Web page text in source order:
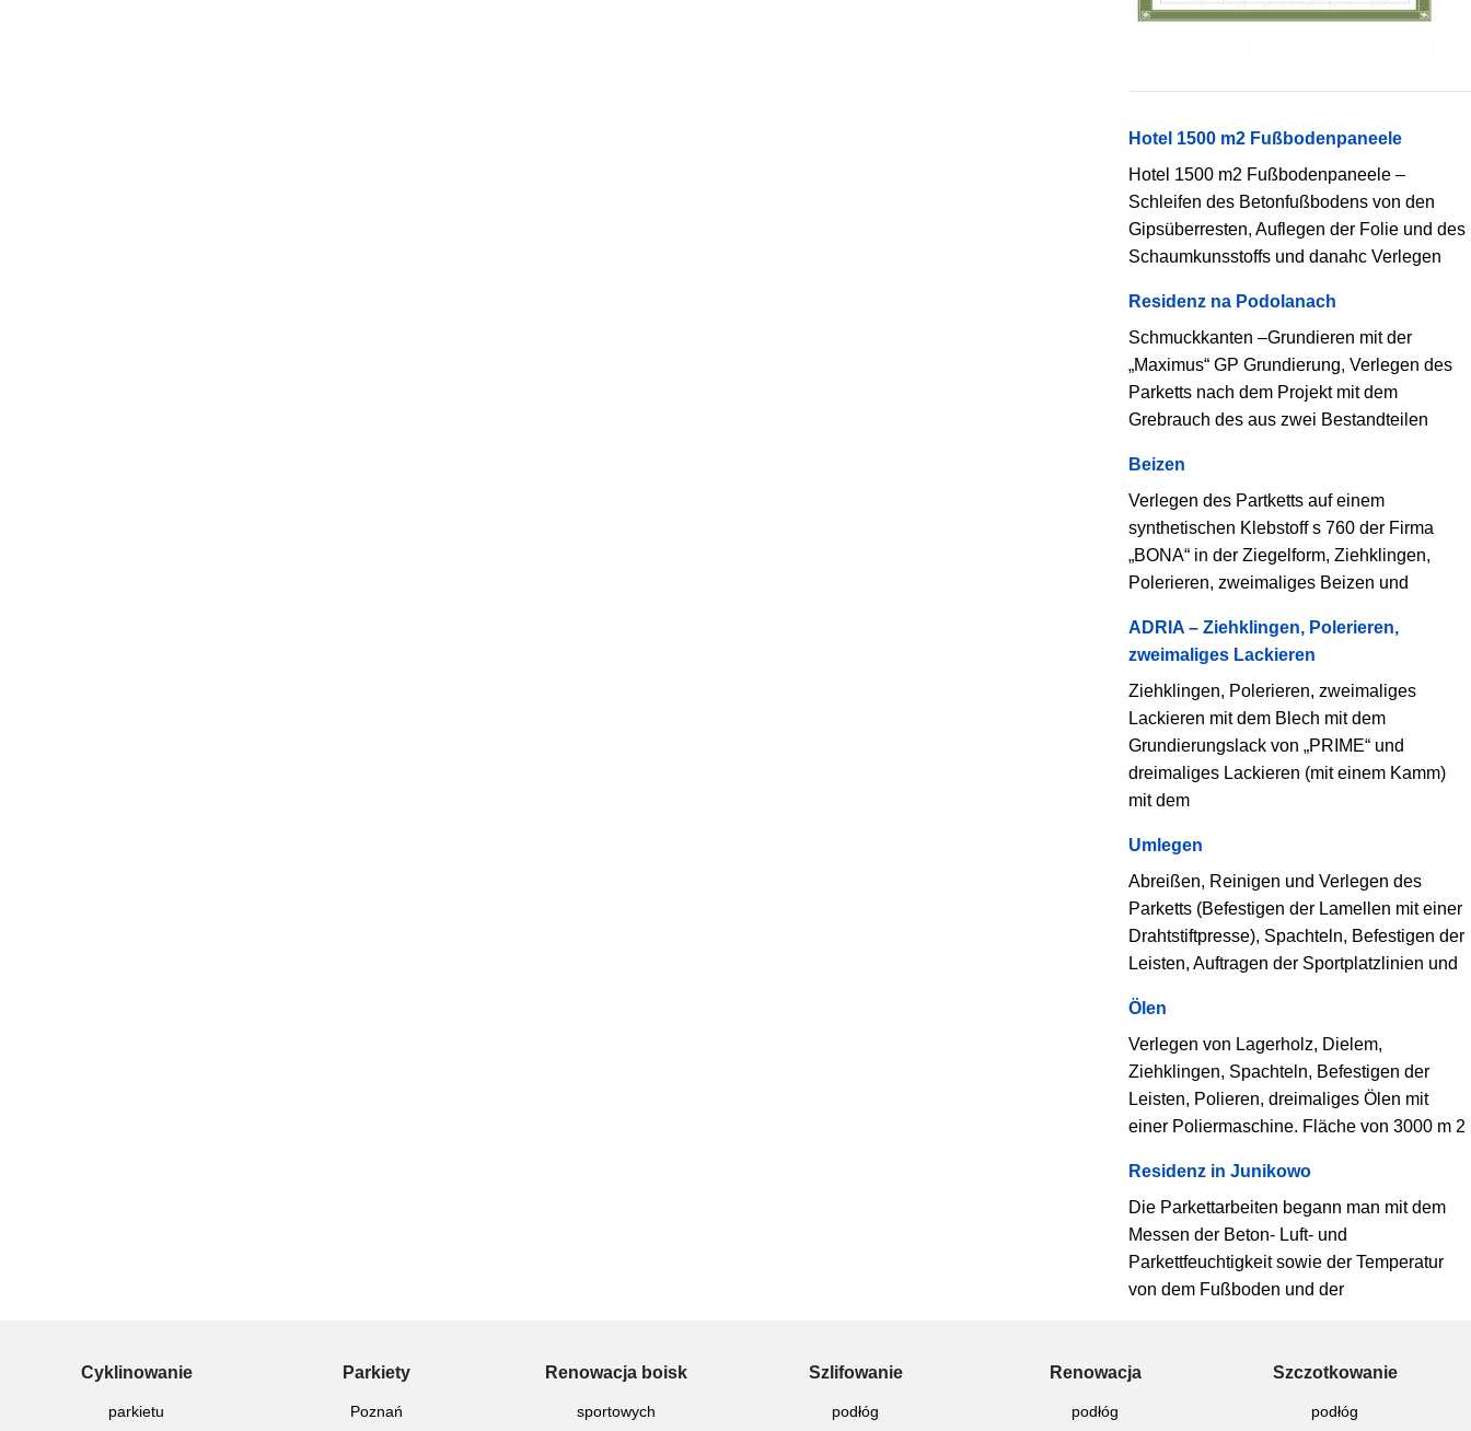
Hotel 1500 m2 Fußbodenpaneele
Hotel 1500 m2 Fußbodenpaneele –
Schleifen des Betonfußbodens von den
Gipsüberresten, Auflegen der Folie und des
Schaumkunsstoffs und danahc Verlegen
Residenz na Podolanach
Schmuckkanten –Grundieren mit der
„Maximus“ GP Grundierung, Verlegen des
Parketts nach dem Projekt mit dem
Grebrauch des aus zwei Bestandteilen
Beizen
Verlegen des Partketts auf einem
synthetischen Klebstoff s 760 der Firma
„BONA“ in der Ziegelform, Ziehklingen,
Polerieren, zweimaliges Beizen und
ADRIA – Ziehklingen, Polerieren,
zweimaliges Lackieren
Ziehklingen, Polerieren, zweimaliges
Lackieren mit dem Blech mit dem
Grundierungslack von „PRIME“ und
dreimaliges Lackieren (mit einem Kamm)
mit dem
Umlegen
Abreißen, Reinigen und Verlegen des
Parketts (Befestigen der Lamellen mit einer
Drahtstiftpresse), Spachteln, Befestigen der
Leisten, Auftragen der Sportplatzlinien und
Ölen
Verlegen von Lagerholz, Dielem,
Ziehklingen, Spachteln, Befestigen der
Leisten, Polieren, dreimaliges Ölen mit
einer Poliermaschine. Fläche von 3000 m 2
Residenz in Junikowo
Die Parkettarbeiten begann man mit dem
Messen der Beton- Luft- und
Parkettfeuchtigkeit sowie der Temperatur
von dem Fußboden und der
Cyklinowanie
parkietu
Parkiety
Poznań
Renowacja boisk
sportowych
Szlifowanie
podłóg
Renowacja
podłóg
Szczotkowanie
podłóg